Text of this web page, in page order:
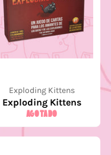
Exploding Kittens
Exploding Kittens
AGOTADO